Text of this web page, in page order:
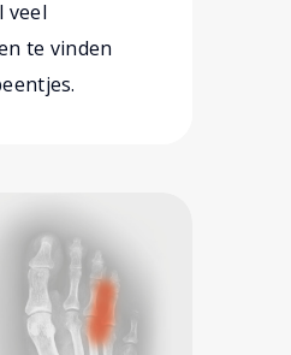
veel
te vinden